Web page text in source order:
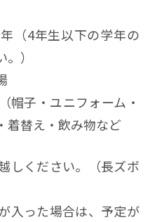
（4年生以下の学年の
）
帽子・ユニフォーム・
着替え・飲み物など
しください。（長ズボ
入った場合は、予定が